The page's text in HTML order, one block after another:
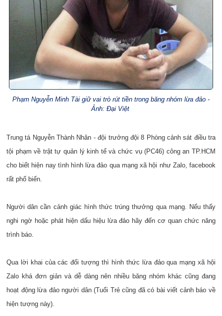
Phạm Nguyễn Minh Tài giữ vai trò rút tiền trong băng nhóm lừa đảo -
Ảnh: Đại Việt
Trung tá Nguyễn Thành Nhân - đội trưởng đội 8 Phòng cảnh sát điều tra
tội phạm về trật tự quản lý kinh tế và chức vụ (PC46) công an TP.HCM
cho biết hiện nay tình hình lừa đảo qua mạng xã hội như Zalo, facebook
rất phổ biến.
Người dân cần cảnh giác hình thức trúng thưởng qua mạng. Nếu thấy
nghi ngờ hoặc phát hiện dấu hiệu lừa đảo hãy đến cơ quan chức năng
trình báo.
Qua lời khai của các đối tượng thì hình thức lừa đảo qua mạng xã hội
Zalo khá đơn giản và dễ dàng nên nhiều băng nhóm khác cũng đang
hoạt động lừa đảo người dân (Tuổi Trẻ cũng đã có bài viết cảnh báo về
hiện tượng này).